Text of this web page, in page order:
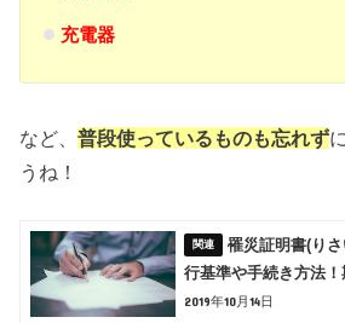
充電器
など、普段使っているものも忘れず
うね！
罹災証明書(り
行基準や手続き方法！
2019年10月14日